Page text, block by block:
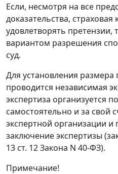
Если, несмотря на все
доказательства,
удовлетворять претензии,
вариантом разрешения
суд.
Для установления
проводится независимая
экспертиза организуется
самостоятельно и за свой
экспертной организации и
заключение экспертизы
13 ст. 12 Закона N 40-ФЗ).
Примечание!